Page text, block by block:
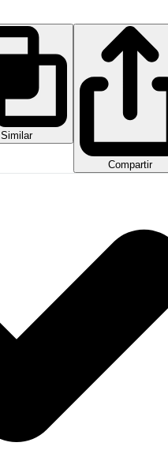
Similar
Compartir